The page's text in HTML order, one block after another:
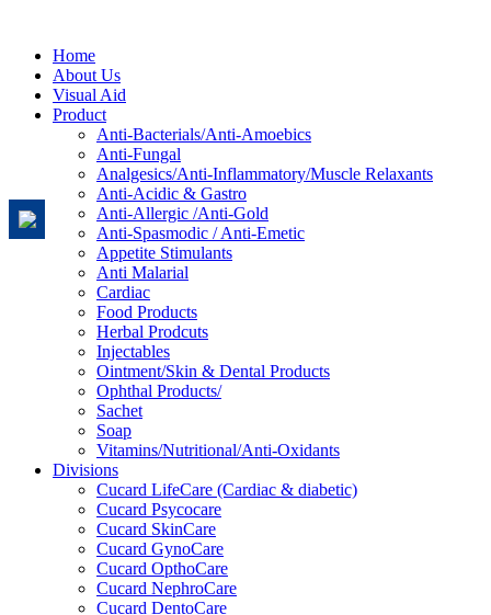
Home
About Us
Visual Aid
Product
Anti-Bacterials/Anti-Amoebics
Anti-Fungal
Analgesics/Anti-Inflammatory/Muscle Relaxants
Anti-Acidic & Gastro
Anti-Allergic /Anti-Gold
Anti-Spasmodic / Anti-Emetic
Appetite Stimulants
Anti Malarial
Cardiac
Food Products
Herbal Prodcuts
Injectables
Ointment/Skin & Dental Products
Ophthal Products/
Sachet
Soap
Vitamins/Nutritional/Anti-Oxidants
Divisions
Cucard LifeCare (Cardiac & diabetic)
Cucard Psycocare
Cucard SkinCare
Cucard GynoCare
Cucard OpthoCare
Cucard NephroCare
Cucard DentoCare